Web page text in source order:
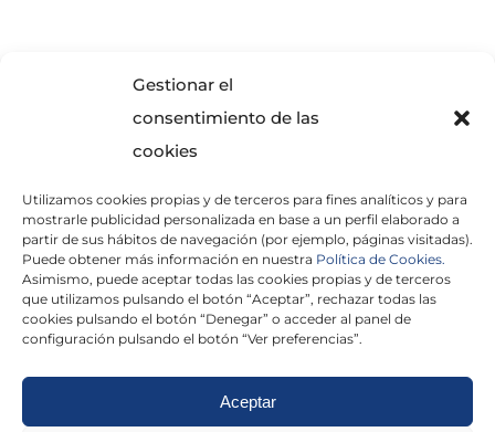
Gestionar el
consentimiento de las
cookies
Utilizamos cookies propias y de terceros para fines analíticos y para
mostrarle publicidad personalizada en base a un perfil elaborado a
partir de sus hábitos de navegación (por ejemplo, páginas visitadas).
Puede obtener más información en nuestra Política de Cookies.
Asimismo, puede aceptar todas las cookies propias y de terceros
que utilizamos pulsando el botón “Aceptar”, rechazar todas las
cookies pulsando el botón “Denegar” o acceder al panel de
configuración pulsando el botón “Ver preferencias”.
Aceptar
He leído y acepto laPolítica de Privacidad